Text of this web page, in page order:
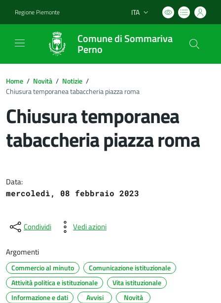
Regione Piemonte Lingua attiva:
ITA
Comune di Sommariva
Perno
Home / Novità / Notizie /
Chiusura temporanea tabaccheria piazza roma
Chiusura temporanea
tabaccheria piazza roma
Data:
mercoledì, 08 febbraio 2023
Condividi Vedi azioni
Argomenti
Commercio al minuto
Comunicazione istituzionale
Attività politica e istituzionale
Vita istituzionale
Informazione e dati
Avvisi Novità